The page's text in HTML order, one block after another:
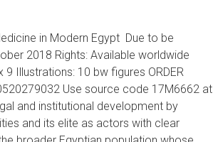
in Modern Egypt Due to be
2018 Rights: Available worldwide
Illustrations: 10 bw figures ORDER
Use source code 17M6662 at
and institutional development by
and its elite as actors with clear